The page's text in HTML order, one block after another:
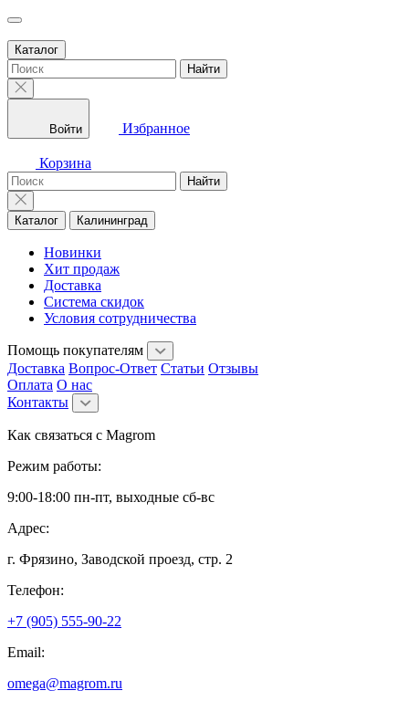
Каталог
Найти
Войти Избранное
Корзина
Найти
Каталог Калининград
Новинки
Хит продаж
Доставка
Система скидок
Условия сотрудничества
Помощь покупателям
Доставка Вопрос-Ответ Статьи Отзывы
Оплата О нас
Контакты
Как связаться с Magrom
Режим работы:
9:00-18:00 пн-пт, выходные сб-вс
Адрес:
г. Фрязино, Заводской проезд, стр. 2
Телефон:
+7 (905) 555-90-22
Email:
omega@magrom.ru